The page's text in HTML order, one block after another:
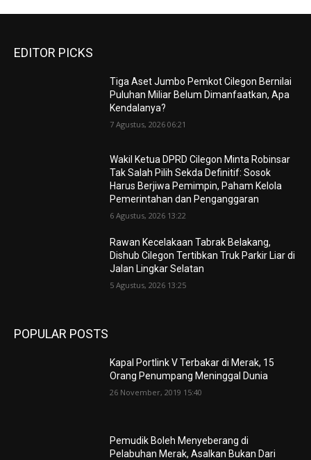
EDITOR PICKS
Tiga Aset Jumbo Pemkot Cilegon Bernilai
Puluhan Miliar Belum Dimanfaatkan, Apa
Kendalanya?
7 Agustus, 2026 06:21
Wakil Ketua DPRD Cilegon Minta Robinsar
Tak Salah Pilih Sekda Definitif: Sosok
Harus Berjiwa Pemimpin, Paham Kelola
Pemerintahan dan Penganggaran
6 Agustus, 2026 13:22
Rawan Kecelakaan Tabrak Belakang,
Dishub Cilegon Tertibkan Truk Parkir Liar di
Jalan Lingkar Selatan
5 Agustus, 2026 13:25
POPULAR POSTS
Kapal Portlink V Terbakar di Merak, 15
Orang Penumpang Meninggal Dunia
26 November, 2019 15:40
Pemudik Boleh Menyeberang di
Pelabuhan Merak, Asalkan Bukan Dari